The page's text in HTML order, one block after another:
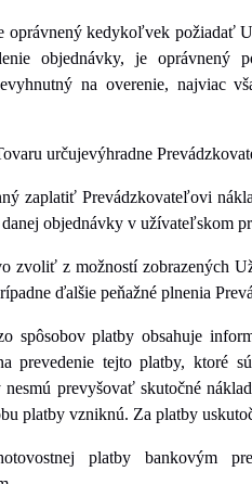
oprávnený kedykoľvek požiadať
objednávky, je oprávnený
na overenie, najviac
určujevýhradne
zaplatiť Prevádzkovateľovi
objednávky v užívateľskom
zvoliť z možností zobrazených
ďalšie peňažné plnenia
spôsobov platby obsahuje
prevedenie tejto platby, ktoré
nesmú prevyšovať skutočné
platby vzniknú. Za platby
platby bankovým